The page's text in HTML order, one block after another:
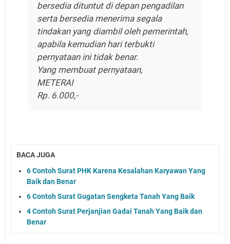
bersedia dituntut di depan pengadilan
serta bersedia menerima segala
tindakan yang diambil oleh pemerintah,
apabila kemudian hari terbukti
pernyataan ini tidak benar.
Yang membuat pernyataan,
METERAI
Rp. 6.000,-
BACA JUGA
6 Contoh Surat PHK Karena Kesalahan Karyawan Yang
Baik dan Benar
6 Contoh Surat Gugatan Sengketa Tanah Yang Baik
4 Contoh Surat Perjanjian Gadai Tanah Yang Baik dan
Benar